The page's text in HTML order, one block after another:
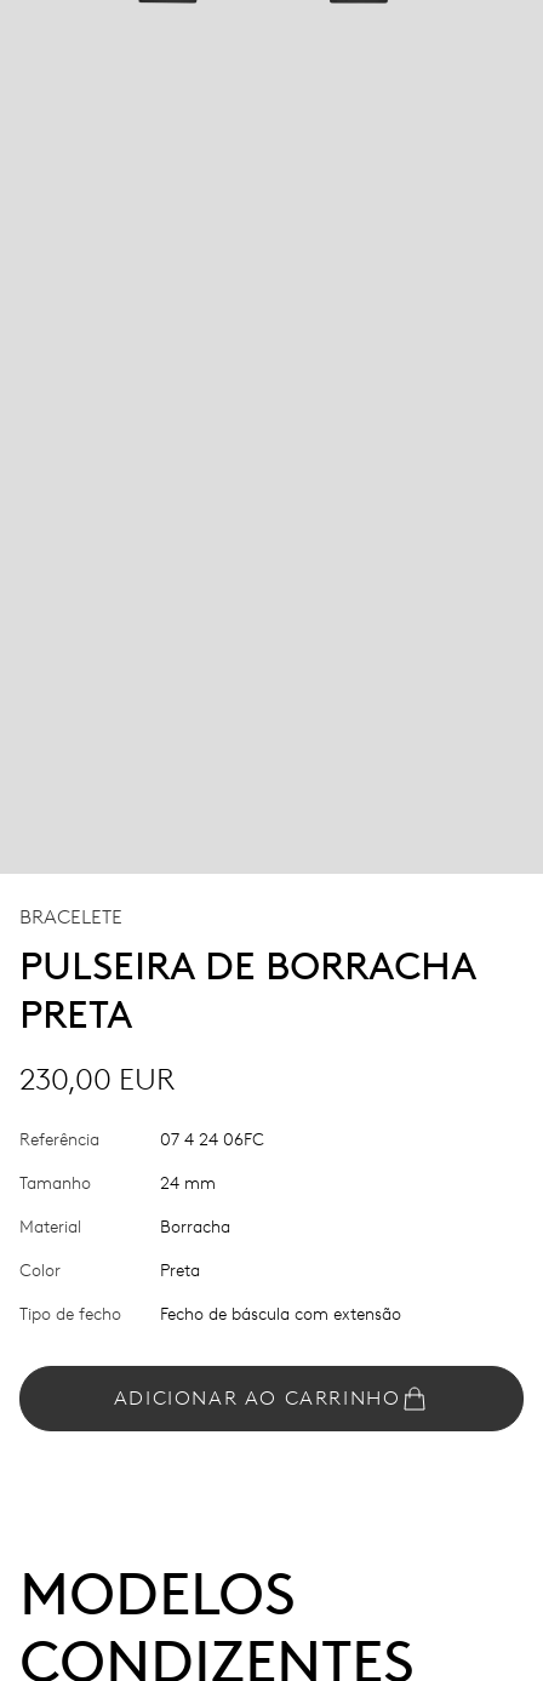
BRACELETE
PULSEIRA DE BORRACHA
PRETA
230,00 EUR
Referência 07 4 24 06FC
Tamanho 24 mm
Material Borracha
Color Preta
Tipo de fecho Fecho de báscula com extensão
ADICIONAR AO CARRINHO
MODELOS
CONDIZENTES